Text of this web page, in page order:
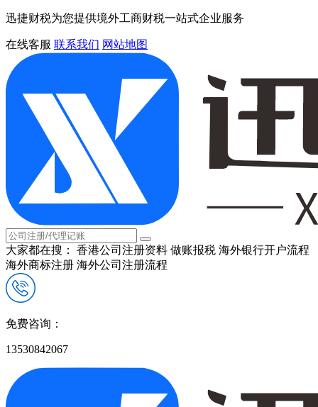
迅捷财税为您提供境外工商财税一站式企业服务
在线客服 联系我们 网站地图
大家都在搜： 香港公司注册资料 做账报税 海外银行开户流程
海外商标注册 海外公司注册流程
免费咨询：
13530842067